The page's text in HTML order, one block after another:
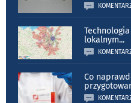
lokalnym...
Co